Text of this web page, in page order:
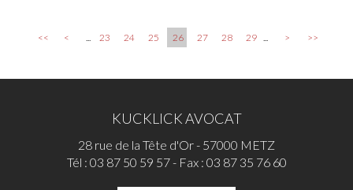
<< < 23 24 25 26 27 28 29 > >>
KUCKLICK AVOCAT
28 rue de la Tête d'Or - 57000 METZ
Tél : 03 87 50 59 57- Fax : 03 87 35 76 60